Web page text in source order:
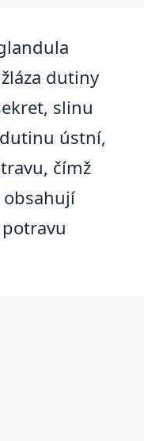
dutiny
slinu
ústní,
čímž